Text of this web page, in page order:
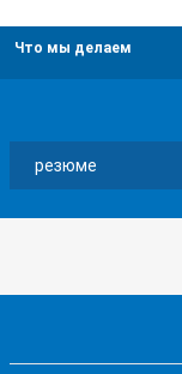
Что мы делаем